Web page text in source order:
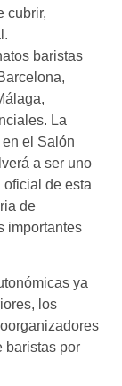
cubrir,
baristas
La
el Salón
a ser uno
de esta
de
importantes
ya
los
baristas por